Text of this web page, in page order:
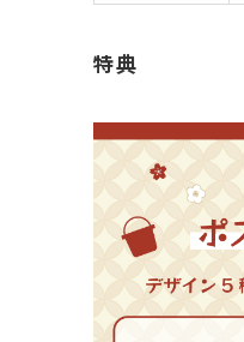
特典